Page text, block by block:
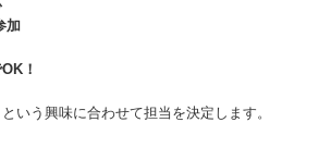
加
！
いう興味に合わせて担当を決定します。